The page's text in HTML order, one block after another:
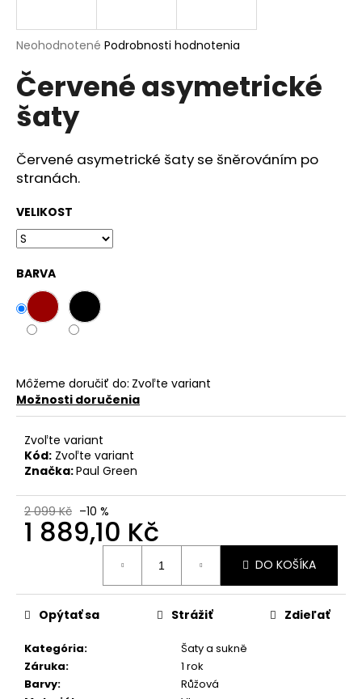
Priemerné
produktu
je
0,0
z
hviezdičiek.
Neohodnotené Podrobnosti hodnotenia
Červené asymetrické
šaty
Červené asymetrické šaty se šněrováním po
stranách.
VELIKOST
BARVA
Môžeme doručiť do: Zvoľte variant
Možnosti doručenia
Zvoľte variant
Kód: Zvoľte variant
Značka:Paul Green
2 099 Kč –10 %
1 889,10 Kč
DO KOŠÍKA
Kategória:
Šaty a sukně
Záruka:
1 rok
Barvy:
Růžová
Opýtať sa Strážiť Zdieľať
j
ť
?
d
o
a
m
e
NĚŽNÉ
KVĚTOVANÉ
ŠATY
234
Kč